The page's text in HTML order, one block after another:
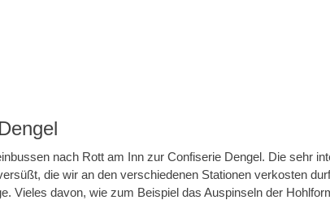
nach Rott am Inn zur Confiserie Dengel. Die sehr
die wir an den verschiedenen Stationen verkosten
Vieles davon, wie zum Beispiel das Auspinseln der